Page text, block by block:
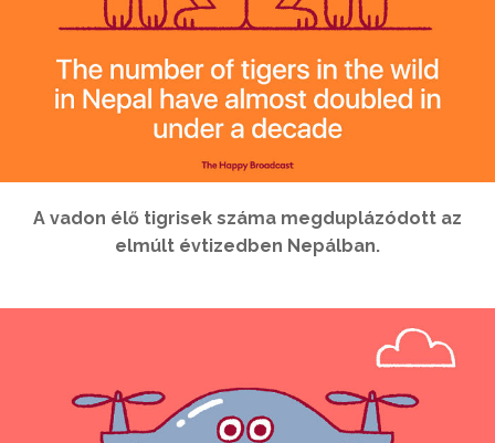
A vadon élő tigrisek száma megduplázódott az
elmúlt évtizedben Nepálban.